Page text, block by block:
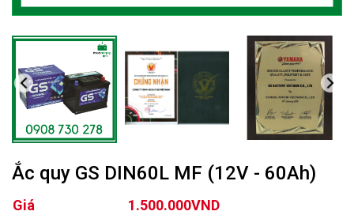
Ắc quy GS DIN60L MF (12V - 60Ah)
Giá
1.500.000VND